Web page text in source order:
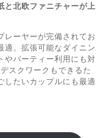
と北欧ファニチャーが上
レーヤーが完備されてお
適。拡張可能なダイニン
やパーティー利用にも対
スクワークもできるた
したいカップルにも最適